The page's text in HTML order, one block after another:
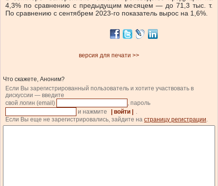
4,3% по сравнению с предыдущим месяцем — до 71,3 тыс. т.
По сравнению с сентябрем 2023-го показатель вырос на 1,6%.
версия для печати >>
Что скажете, Аноним?
Если Вы зарегистрированный пользователь и хотите участвовать в
дискуссии — введите
свой логин (email)
, пароль
и нажмите
| войти |
.
Если Вы еще не зарегистрировались, зайдите на страницу регистрации.